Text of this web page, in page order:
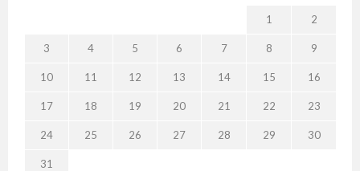
1 2
3 4 5 6 7 8 9
10 11 12 13 14 15 16
17 18 19 20 21 22 23
24 25 26 27 28 29 30
31